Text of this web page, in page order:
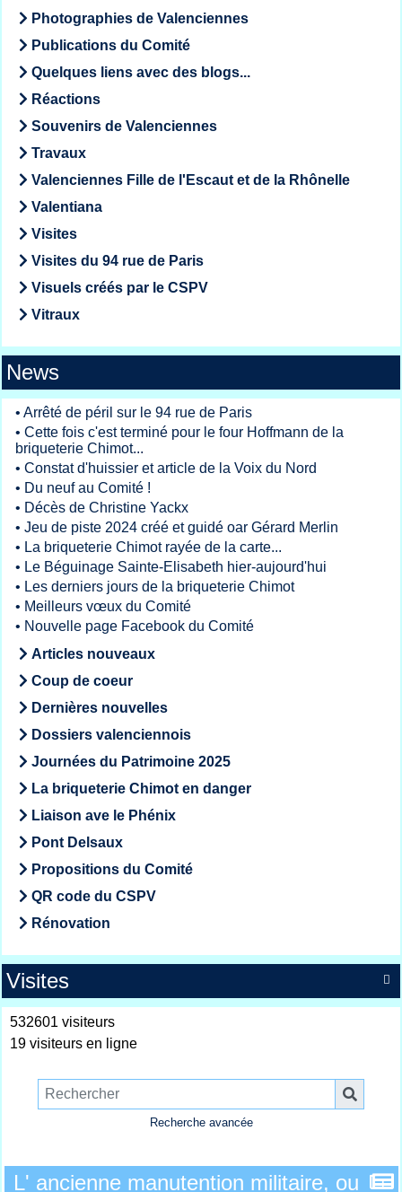
Photographies de Valenciennes
Publications du Comité
Quelques liens avec des blogs...
Réactions
Souvenirs de Valenciennes
Travaux
Valenciennes Fille de l'Escaut et de la Rhônelle
Valentiana
Visites
Visites du 94 rue de Paris
Visuels créés par le CSPV
Vitraux
News
• Arrêté de péril sur le 94 rue de Paris
• Cette fois c'est terminé pour le four Hoffmann de la
briqueterie Chimot...
• Constat d'huissier et article de la Voix du Nord
• Du neuf au Comité !
• Décès de Christine Yackx
• Jeu de piste 2024 créé et guidé oar Gérard Merlin
• La briqueterie Chimot rayée de la carte...
• Le Béguinage Sainte-Elisabeth hier-aujourd'hui
• Les derniers jours de la briqueterie Chimot
• Meilleurs vœux du Comité
• Nouvelle page Facebook du Comité
Articles nouveaux
Coup de coeur
Dernières nouvelles
Dossiers valenciennois
Journées du Patrimoine 2025
La briqueterie Chimot en danger
Liaison ave le Phénix
Pont Delsaux
Propositions du Comité
QR code du CSPV
Rénovation

Visites
532601 visiteurs
19 visiteurs en ligne
Recherche avancée
L' ancienne manutention militaire, ou